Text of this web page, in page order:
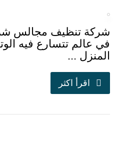
شركة تنظيف مجالس
في عالم تتسارع فيه
المنزل ...
اقرأ اكثر